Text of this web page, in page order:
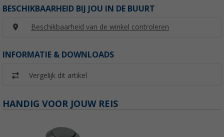
BESCHIKBAARHEID BIJ JOU IN DE BUURT
Beschikbaarheid van de winkel controleren
INFORMATIE & DOWNLOADS
Vergelijk dit artikel
HANDIG VOOR JOUW REIS